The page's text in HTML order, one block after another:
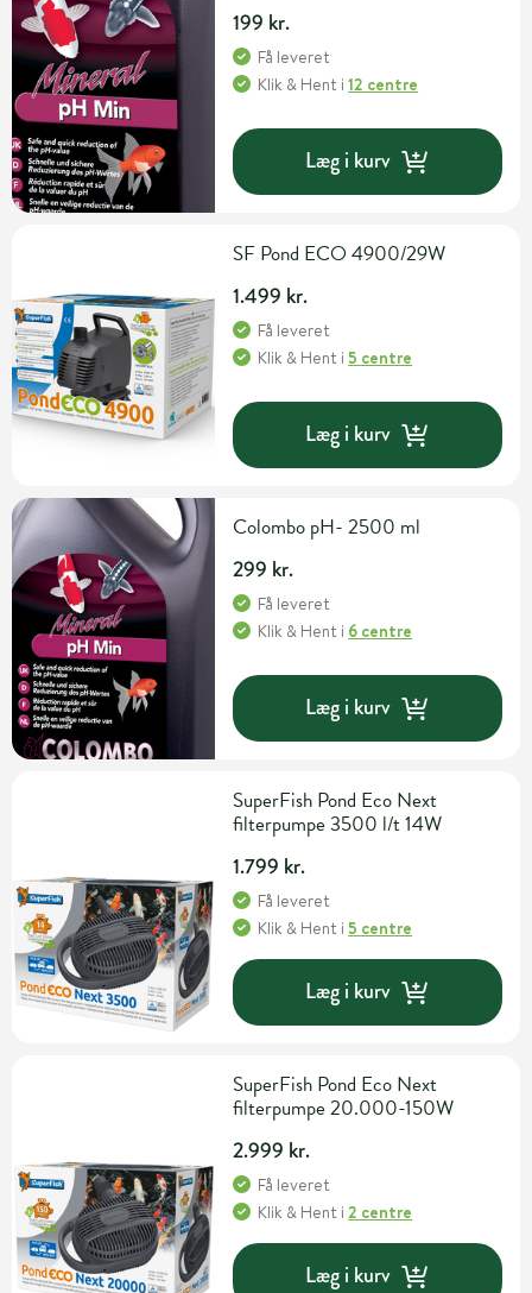
199 kr.
Få leveret
Klik & Hent i12 centre
Læg i kurv
SF Pond ECO 4900/29W
1.499 kr.
Få leveret
Klik & Hent i5 centre
Læg i kurv
Colombo pH- 2500 ml
299 kr.
Få leveret
Klik & Hent i 6 centre
Læg i kurv
SuperFish Pond Eco Next
filterpumpe 3500 l/t 14W
1.799 kr.
Få leveret
Klik & Hent i5 centre
Læg i kurv
SuperFish Pond Eco Next
filterpumpe 20.000-150W
2.999 kr.
Få leveret
Klik & Hent i2 centre
Læg i kurv